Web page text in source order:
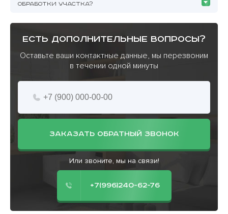
ОБРАБОТКИ УЧАСТКА?
есть дополнительные вопросы?
Оставьте ваши контактные данные, мы перезвоним
в течении одной минуты
ЗАКАЗАТЬ ОБРАТНЫЙ ЗВОНОК
Или звоните, мы на связи!
+7(996)240-62-76